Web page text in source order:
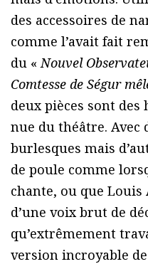
des accessoires de
comme l’avait fait
du « Nouvel
Comtesse de Ségur
deux pièces sont
nue du théâtre. Avec
burlesques mais
de poule comme
chante, ou que
d’une voix brut de
qu’extrêmement
version incroyable de